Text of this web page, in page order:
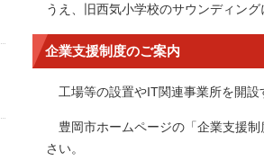
うえ、旧西気小学校のサウンディング
企業支援制度のご案内
工場等の設置やIT関連事業所を開設
豊岡市ホームページの「企業支援制
さい。